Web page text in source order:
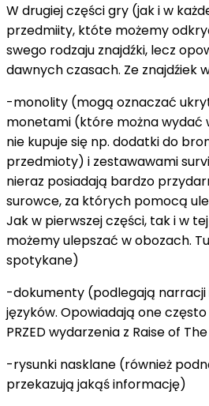
W drugiej części gry (jak i w
przedmiity, któte możemy
swego rodzaju znajdźki, lecz
dawnych czasach. Ze znajdźiek
-monolity (mogą oznaczać
monetami (które można wydać
nie kupuje się np. dodatki do
przedmioty) i zestawawami
nieraz posiadają bardzo
surowce, za których pomocą
Jak w pierwszej części, tak i w
możemy ulepszać w obozach.
spotykane)
-dokumenty (podlegają narracji
języków. Opowiadają one
PRZED wydarzenia z Raise of
-rysunki nasklane (również
przekazują jakąś informację)